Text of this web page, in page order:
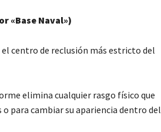
«Base Naval»)
el centro de reclusión más estricto del
elimina cualquier rasgo físico que
para cambiar su apariencia dentro del